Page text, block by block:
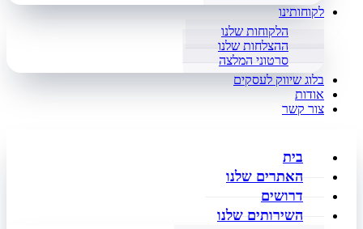
לקוחותינו
הלקוחות שלנו
ההצלחות שלנו
סרטוני המלצה
בלוג שיווק לעסקים
אודות
צור קשר
בית
האתרים שלנו
דרושים
השירותים שלנו